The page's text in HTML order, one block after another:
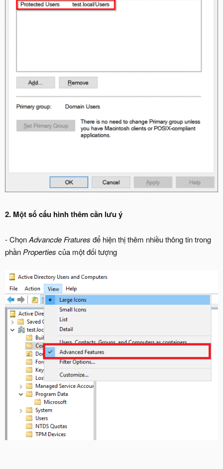
2. Một số cấu hình thêm cần lưu ý
- ChọnAdvancde Fratures để hiện thị thêm nhiều thông tin trong
phần Properties của một đối tượng